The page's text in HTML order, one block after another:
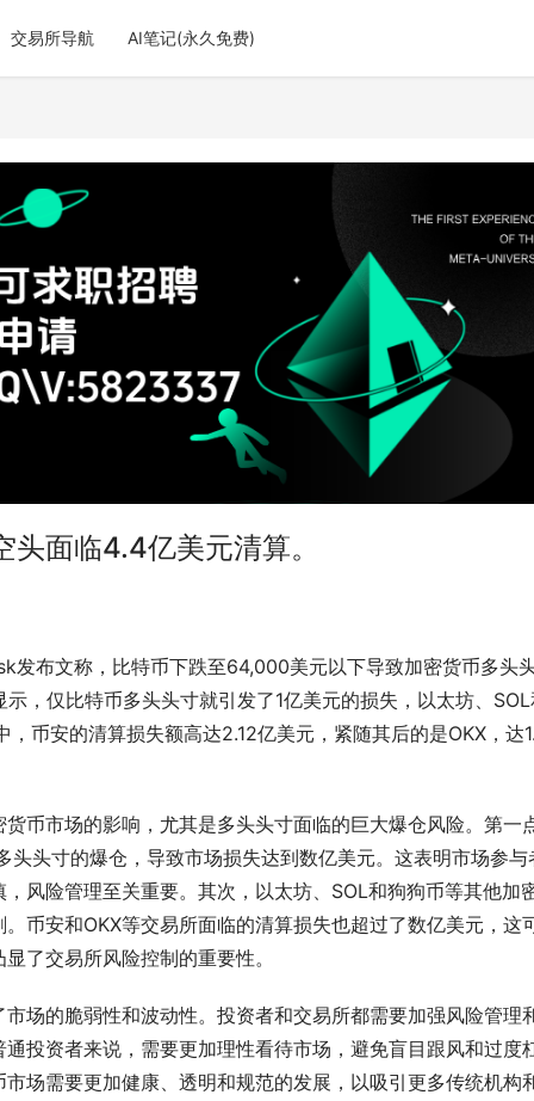
交易所导航 AI笔记(永久免费)
面临4.4亿美元清算。
布文称，比特币下跌至64,000美元以下导致加密货币多头
，仅比特币多头头寸就引发了1亿美元的损失，以太坊、SOL
币安的清算损失额高达2.12亿美元，紧随其后的是OKX，达
币市场的影响，尤其是多头头寸面临的巨大爆仓风险。第一
头寸的爆仓，导致市场损失达到数亿美元。这表明市场参与
风险管理至关重要。其次，以太坊、SOL和狗狗币等其他加
币安和OKX等交易所面临的清算损失也超过了数亿美元，这
了交易所风险控制的重要性。
场的脆弱性和波动性。投资者和交易所都需要加强风险管理
投资者来说，需要更加理性看待市场，避免盲目跟风和过度
场需要更加健康、透明和规范的发展，以吸引更多传统机构